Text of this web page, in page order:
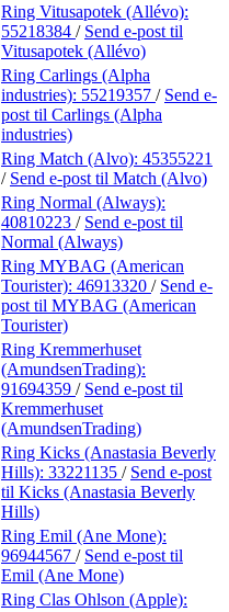
Ring Vitusapotek (Allévo):
55218384 / Send e-post til
Vitusapotek (Allévo)
Ring Carlings (Alpha
industries): 55219357 / Send e-
post til Carlings (Alpha
industries)
Ring Match (Alvo): 45355221
/ Send e-post til Match (Alvo)
Ring Normal (Always):
40810223 / Send e-post til
Normal (Always)
Ring MYBAG (American
Tourister): 46913320 / Send e-
post til MYBAG (American
Tourister)
Ring Kremmerhuset
(AmundsenTrading):
91694359 / Send e-post til
Kremmerhuset
(AmundsenTrading)
Ring Kicks (Anastasia Beverly
Hills): 33221135 / Send e-post
til Kicks (Anastasia Beverly
Hills)
Ring Emil (Ane Mone):
96944567 / Send e-post til
Emil (Ane Mone)
Ring Clas Ohlson (Apple):